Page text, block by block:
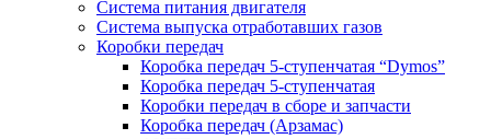
Система питания двигателя
Система выпуска отработавших газов
Коробки передач
Коробка передач 5-ступенчатая “Dymos”
Коробка передач 5-ступенчатая
Коробки передач в сборе и запчасти
Коробка передач (Арзамас)